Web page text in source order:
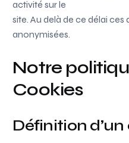
activité sur le
site. Au delà de ce délai
anonymisées.
Notre
Cookies
Définition